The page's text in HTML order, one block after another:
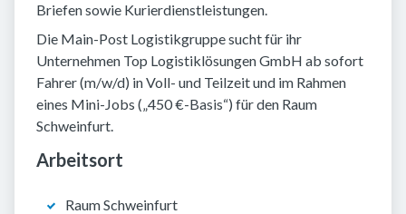
Briefen sowie Kurierdienstleistungen.
Die Main-Post Logistikgruppe sucht für ihr
Unternehmen Top Logistiklösungen GmbH ab sofort
Fahrer (m/w/d) in Voll- und Teilzeit und im Rahmen
eines Mini-Jobs („450 €-Basis“) für den Raum
Schweinfurt.
Arbeitsort
Raum Schweinfurt